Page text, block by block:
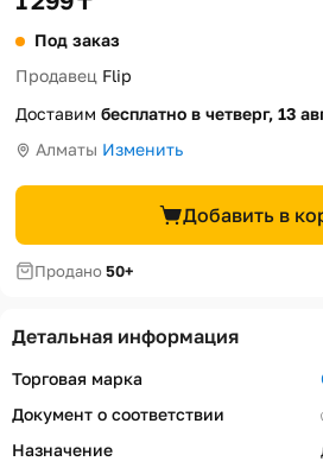
Под заказ
Продавец Flip
Доставим бесплатно в четверг, 13
Алматы Изменить
Добавить в
Продано50+
Детальная информация
Торговая марка
Документ о соответствии
Назначение